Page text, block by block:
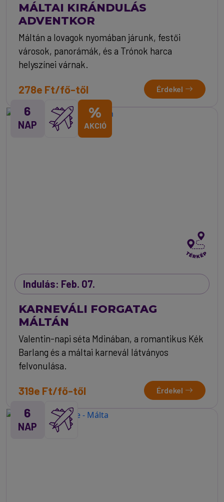
MÁLTAI KIRÁNDULÁS
ADVENTKOR
Máltán a lovagok nyomában járunk, festői
városok, panorámák, és a Trónok harca
helyszínei várnak.
278e Ft/fő-től Érdekel
6
NAP
%
AKCIÓ
Indulás: Feb. 07.
KARNEVÁLI FORGATAG
MÁLTÁN
Valentin-napi séta Mdinában, a romantikus Kék
Barlang és a máltai karnevál látványos
felvonulása.
319e Ft/fő-től Érdekel
6
NAP